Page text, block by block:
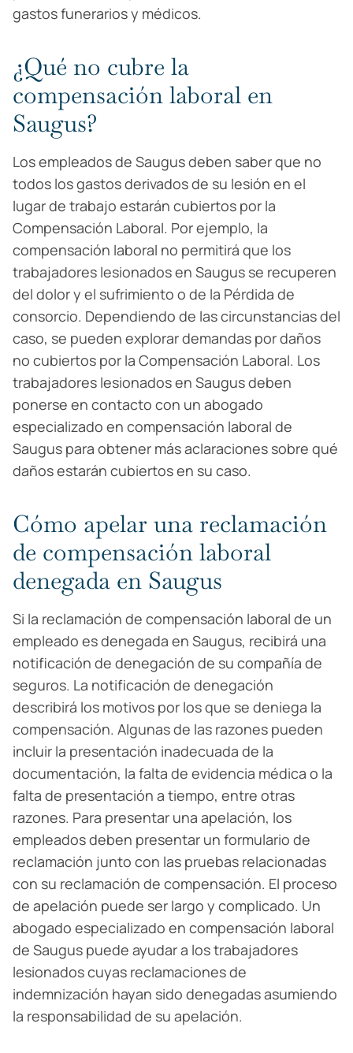
gastos funerarios y médicos.
¿Qué no cubre la
compensación laboral en
Saugus?
Los empleados de Saugus deben saber que no
todos los gastos derivados de su lesión en el
lugar de trabajo estarán cubiertos por la
Compensación Laboral. Por ejemplo, la
compensación laboral no permitirá que los
trabajadores lesionados en Saugus se recuperen
del dolor y el sufrimiento o de la Pérdida de
consorcio. Dependiendo de las circunstancias del
caso, se pueden explorar demandas por daños
no cubiertos por la Compensación Laboral. Los
trabajadores lesionados en Saugus deben
ponerse en contacto con un abogado
especializado en compensación laboral de
Saugus para obtener más aclaraciones sobre qué
daños estarán cubiertos en su caso.
Cómo apelar una reclamación
de compensación laboral
denegada en Saugus
Si la reclamación de compensación laboral de un
empleado es denegada en Saugus, recibirá una
notificación de denegación de su compañía de
seguros. La notificación de denegación
describirá los motivos por los que se deniega la
compensación. Algunas de las razones pueden
incluir la presentación inadecuada de la
documentación, la falta de evidencia médica o la
falta de presentación a tiempo, entre otras
razones. Para presentar una apelación, los
empleados deben presentar un formulario de
reclamación junto con las pruebas relacionadas
con su reclamación de compensación. El proceso
de apelación puede ser largo y complicado. Un
abogado especializado en compensación laboral
de Saugus puede ayudar a los trabajadores
lesionados cuyas reclamaciones de
indemnización hayan sido denegadas asumiendo
la responsabilidad de su apelación.